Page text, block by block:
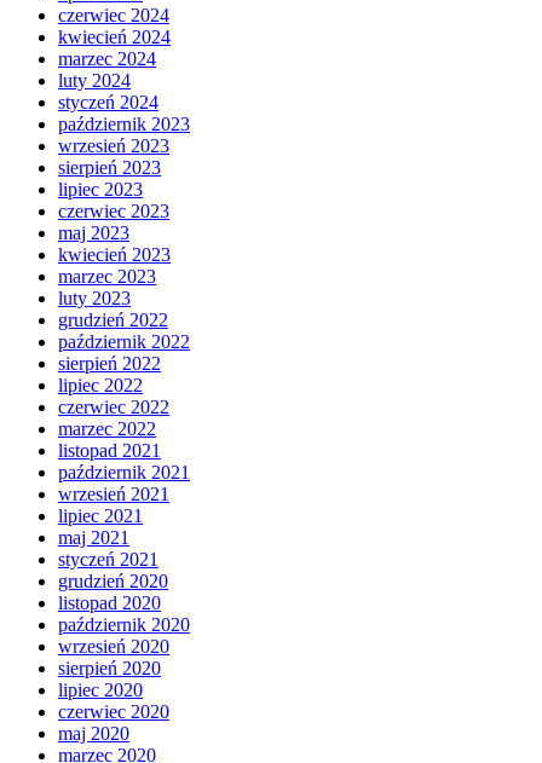
czerwiec 2024
kwiecień 2024
marzec 2024
luty 2024
styczeń 2024
październik 2023
wrzesień 2023
sierpień 2023
lipiec 2023
czerwiec 2023
maj 2023
kwiecień 2023
marzec 2023
luty 2023
grudzień 2022
październik 2022
sierpień 2022
lipiec 2022
czerwiec 2022
marzec 2022
listopad 2021
październik 2021
wrzesień 2021
lipiec 2021
maj 2021
styczeń 2021
grudzień 2020
listopad 2020
październik 2020
wrzesień 2020
sierpień 2020
lipiec 2020
czerwiec 2020
maj 2020
marzec 2020